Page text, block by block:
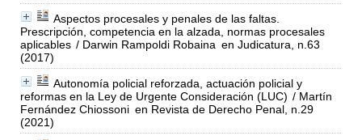
Aspectos procesales y penales de las faltas.
Prescripción, competencia en la alzada, normas procesales
aplicables / Darwin Rampoldi Robaina en Judicatura, n.63
(2017)
Autonomía policial reforzada, actuación policial y
reformas en la Ley de Urgente Consideración (LUC) / Martín
Fernández Chiossoni en Revista de Derecho Penal, n.29
(2021)